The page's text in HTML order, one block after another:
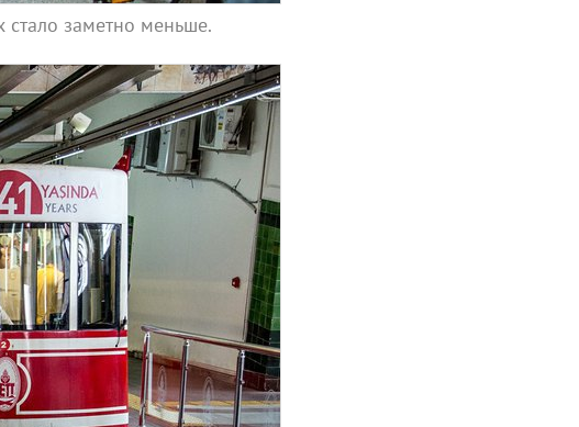
стало заметно меньше.